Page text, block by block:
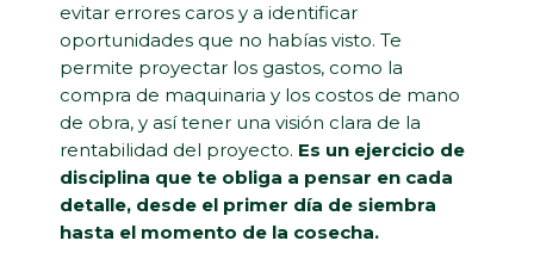
evitar errores caros y a identificar
oportunidades que no habías visto. Te
permite proyectar los gastos, como la
compra de maquinaria y los costos de mano
de obra, y así tener una visión clara de la
rentabilidad del proyecto. Es un ejercicio de
disciplina que te obliga a pensar en cada
detalle, desde el primer día de siembra
hasta el momento de la cosecha.